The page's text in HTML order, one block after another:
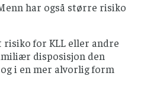
har også større risiko
risiko for KLL eller andre
disposisjon den
i en mer alvorlig form